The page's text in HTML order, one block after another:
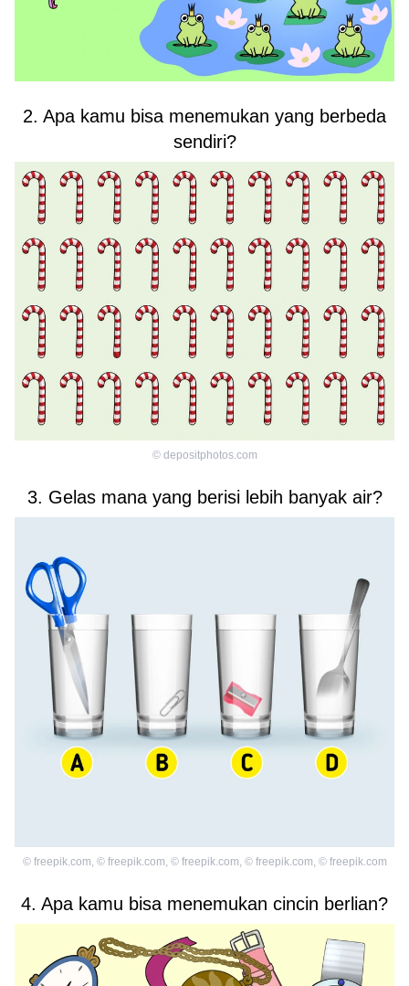
2. Apa kamu bisa menemukan yang berbeda
sendiri?
© depositphotos.com
3. Gelas mana yang berisi lebih banyak air?
© freepik.com © freepik.com © freepik.com © freepik.com © freepik.com
4. Apa kamu bisa menemukan cincin berlian?